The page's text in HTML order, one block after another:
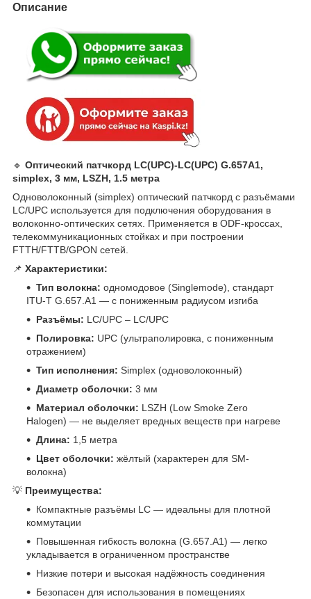
Описание
🔹 Оптический патчкорд LC(UPC)-LC(UPC) G.657A1,
simplex, 3 мм, LSZH, 1.5 метра
Одноволоконный (simplex) оптический патчкорд с разъёмами
LC/UPC используется для подключения оборудования в
волоконно-оптических сетях. Применяется в ODF-кроссах,
телекоммуникационных стойках и при построении
FTTH/FTTB/GPON сетей.
📌 Характеристики:
Тип волокна: одномодовое (Singlemode), стандарт
ITU-T G.657.A1 — с пониженным радиусом изгиба
Разъёмы: LC/UPC – LC/UPC
Полировка: UPC (ультраполировка, с пониженным
отражением)
Тип исполнения: Simplex (одноволоконный)
Диаметр оболочки: 3 мм
Материал оболочки: LSZH (Low Smoke Zero
Halogen) — не выделяет вредных веществ при нагреве
Длина: 1,5 метра
Цвет оболочки: жёлтый (характерен для SM-
волокна)
💡 Преимущества:
Компактные разъёмы LC — идеальны для плотной
коммутации
Повышенная гибкость волокна (G.657.A1) — легко
укладывается в ограниченном пространстве
Низкие потери и высокая надёжность соединения
Безопасен для использования в помещениях